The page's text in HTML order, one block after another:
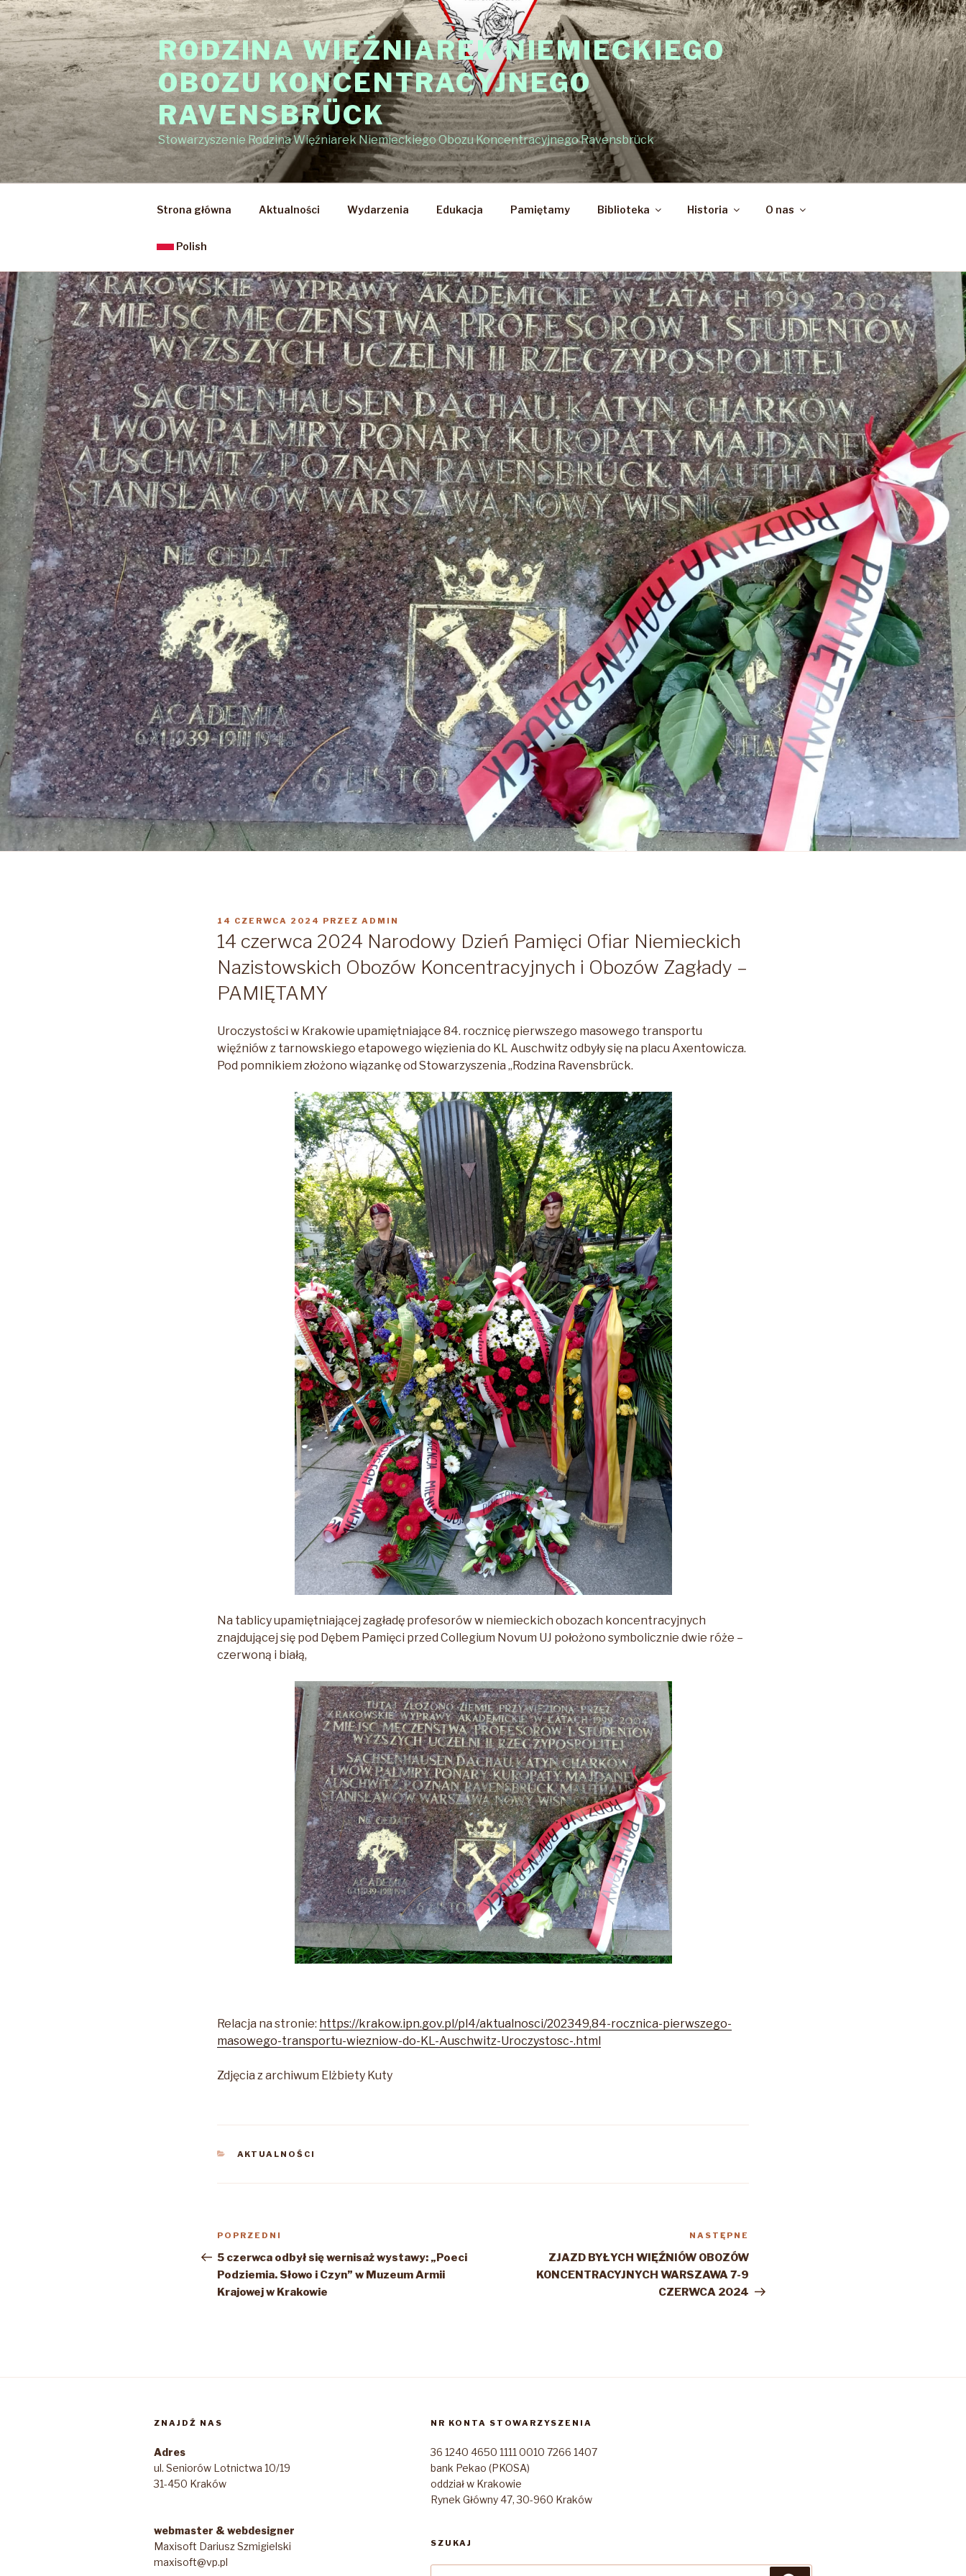
Przejdź
do
treści
RODZINA WIĘŹNIAREK NIEMIECKIEGO
OBOZU KONCENTRACYJNEGO
RAVENSBRÜCK
Stowarzyszenie Rodzina Więźniarek Niemieckiego Obozu Koncentracyjnego Ravensbrück
Strona główna Aktualności Wydarzenia Edukacja Pamiętamy Biblioteka Historia O nas
Polish
OPUBLIKOWANE
14 CZERWCA 2024 PRZEZ ADMIN
14 czerwca 2024 Narodowy Dzień Pamięci Ofiar Niemieckich
Nazistowskich Obozów Koncentracyjnych i Obozów Zagłady –
PAMIĘTAMY
Uroczystości w Krakowie upamiętniające 84. rocznicę pierwszego masowego transportu
więźniów z tarnowskiego etapowego więzienia do KL Auschwitz odbyły się na placu Axentowicza.
Pod pomnikiem złożono wiązankę od Stowarzyszenia „Rodzina Ravensbrück.
Na tablicy upamiętniającej zagładę profesorów w niemieckich obozach koncentracyjnych
znajdującej się pod Dębem Pamięci przed Collegium Novum UJ położono symbolicznie dwie róże –
czerwoną i białą,
Relacja na stronie: https://krakow.ipn.gov.pl/pl4/aktualnosci/202349,84-rocznica-pierwszego-
masowego-transportu-wiezniow-do-KL-Auschwitz-Uroczystosc-.html
Zdjęcia z archiwum Elżbiety Kuty
KATEGORIE
AKTUALNOŚCI
Nawigacja
wpisu
Poprzedni
wpis
POPRZEDNI
5 czerwca odbył się wernisaż wystawy: „Poeci
Podziemia. Słowo i Czyn” w Muzeum Armii
Krajowej w Krakowie
wpis
NASTĘPNE
ZJAZD BYŁYCH WIĘŹNIÓW OBOZÓW
KONCENTRACYJNYCH WARSZAWA 7-9
CZERWCA 2024
ZNAJDŹ NAS
Adres
ul. Seniorów Lotnictwa 10/19
31-450 Kraków
webmaster & webdesigner
Maxisoft Dariusz Szmigielski
maxisoft@vp.pl
NR KONTA STOWARZYSZENIA
36 1240 4650 1111 0010 7266 1407
bank Pekao (PKOSA)
oddział w Krakowie
Rynek Główny 47, 30-960 Kraków
SZUKAJ